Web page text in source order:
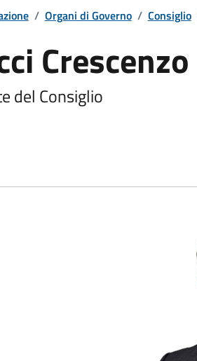
/ Organi di Governo / Consiglio
Crescenzo
del Consiglio